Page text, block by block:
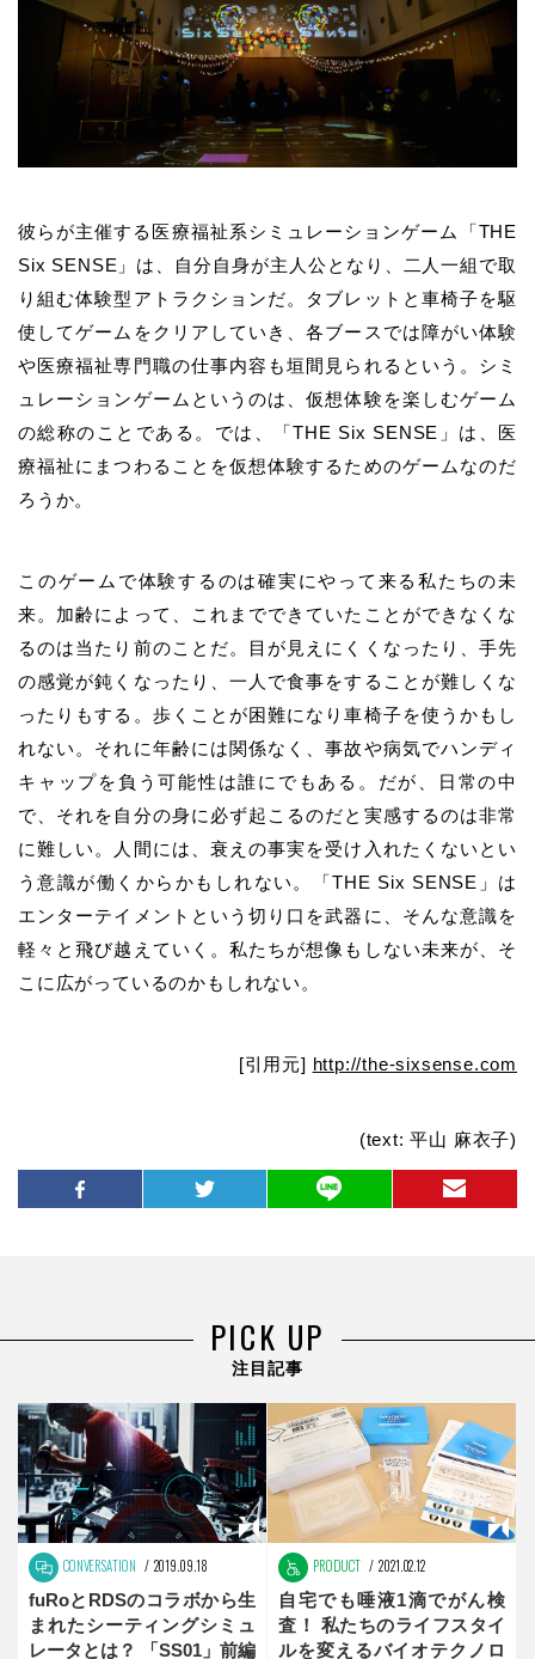
彼らが主催する医療福祉系シミュレーションゲーム「THE
Six SENSE」は、
自分自身が主人公となり、二人一組で取
り組む体験型アトラクションだ。タブレットと車椅子を駆
使してゲームをクリアしていき、各ブースでは障がい体験
や医療福祉専門職の仕事内容も垣間見られるという。シミ
ュレーションゲームというのは、仮想体験を楽しむゲーム
の総称のことである。では、
「THE Six SENSE」は、医
療福祉にまつわることを仮想体験するためのゲームなのだ
ろうか。
このゲームで体験するのは確実にやって来る私たちの未
来。加齢によって、これまでできていたことができなくな
るのは当たり前のことだ。目が見えにくくなったり、手先
の感覚が鈍くなったり、一人で食事をすることが難しくな
ったりもする。歩くことが困難になり車椅子を使うかもし
れない。それに年齢には関係なく、事故や病気でハンディ
キャップを負う可能性は誰にでもある。だが、日常の中
で、それを自分の身に必ず起こるのだと実感するのは非常
に難しい。人間には、衰えの事実を受け入れたくないとい
う意識が働くからかもしれない。「THE Six SENSE」は
エンターテイメントという切り口を武器に、そんな意識を
軽々と飛び越えていく。私たちが想像もしない未来が、そ
こに広がっているのかもしれない。
[引用元] http://the-sixsense.com
(text: 平山 麻衣子)
PICK UP
注目記事
CONVERSATION 2019.09.18
fuRoとRDSのコラボから生
まれたシーティングシミュ
レータとは？ 「SS01」前編
PRODUCT 2021.02.12
自宅でも唾液1滴でがん検
査！ 私たちのライフスタイ
ルを変えるバイオテクノロ